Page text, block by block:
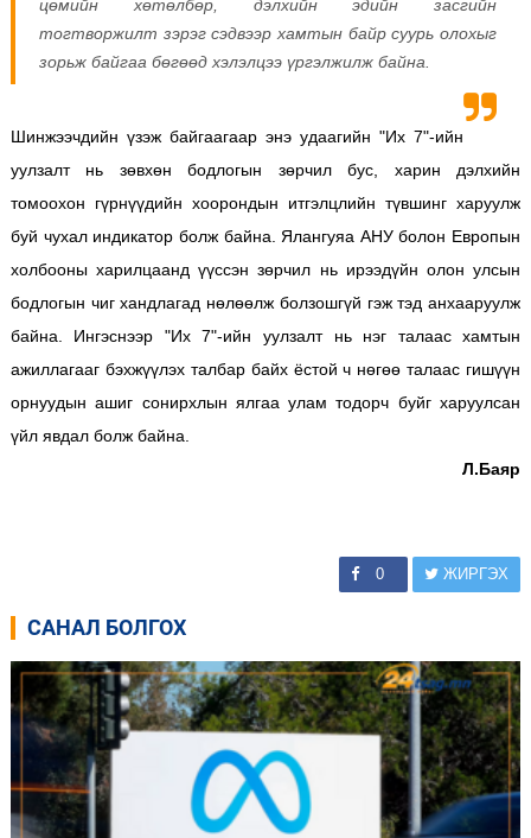
цөмийн хөтөлбөр, дэлхийн эдийн засгийн
тогтворжилт зэрэг сэдвээр хамтын байр суурь олохыг
зорьж байгаа бөгөөд хэлэлцээ үргэлжилж байна.
Шинжээчдийн үзэж байгаагаар энэ удаагийн "Их 7"-ийн
уулзалт нь зөвхөн бодлогын зөрчил бус, харин дэлхийн
томоохон гүрнүүдийн хоорондын итгэлцлийн түвшинг харуулж
буй чухал индикатор болж байна. Ялангуяа АНУ болон Европын
холбооны харилцаанд үүссэн зөрчил нь ирээдүйн олон улсын
бодлогын чиг хандлагад нөлөөлж болзошгүй гэж тэд анхааруулж
байна. Ингэснээр "Их 7"-ийн уулзалт нь нэг талаас хамтын
ажиллагааг бэхжүүлэх талбар байх ёстой ч нөгөө талаас гишүүн
орнуудын ашиг сонирхлын ялгаа улам тодорч буйг харуулсан
үйл явдал болж байна.
Л.Баяр
0 ЖИРГЭХ
САНАЛ БОЛГОХ